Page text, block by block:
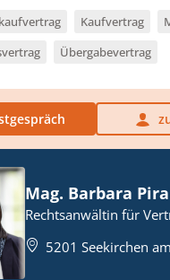
Kaufvertrag
Übergabevertrag
Mag. Barbara
Rechtsanwältin für
5201 Seekirchen